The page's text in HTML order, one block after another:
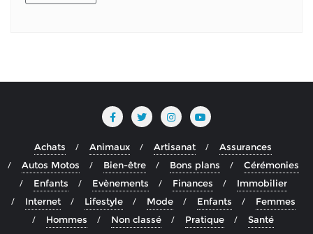
Achats Animaux Artisanat
Assurances
Autos Motos
Bien-être Bons plans
Cérémonies
Enfants
Evènements Finances
Immobilier
Internet
Lifestyle Mode Enfants
Femmes
Hommes
Non classé Pratique
Santé